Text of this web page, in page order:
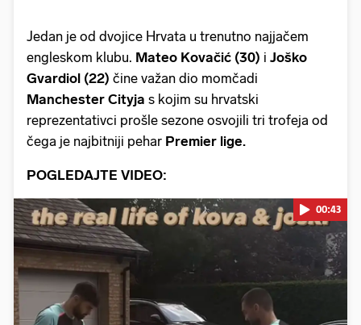
Jedan je od dvojice Hrvata u trenutno najjačem
engleskom klubu. Mateo Kovačić (30) i Joško
Gvardiol (22) čine važan dio momčadi
Manchester Cityja s kojim su hrvatski
reprezentativci prošle sezone osvojili tri trofeja od
čega je najbitniji pehar Premier lige.
POGLEDAJTE VIDEO:
Pokretanje videa...
00:43